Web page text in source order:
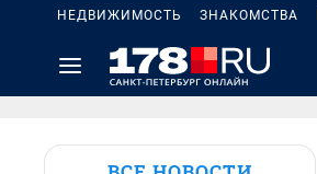
НЕДВИЖИМОСТЬ ЗНАКОМСТВА